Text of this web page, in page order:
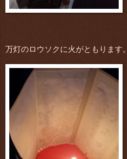
万灯のロウソクに火がともります。